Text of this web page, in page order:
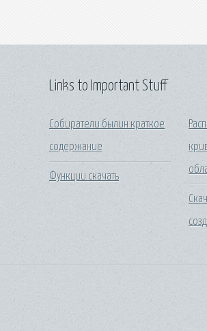
Links to Important Stuff
Собиратели былин краткое
содержание
Функции скачать